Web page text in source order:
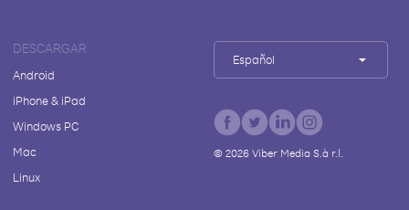
DESCARGAR
Android
iPhone & iPad
Windows PC
Mac
Linux
Español
© 2026Viber Media S.à r.l.